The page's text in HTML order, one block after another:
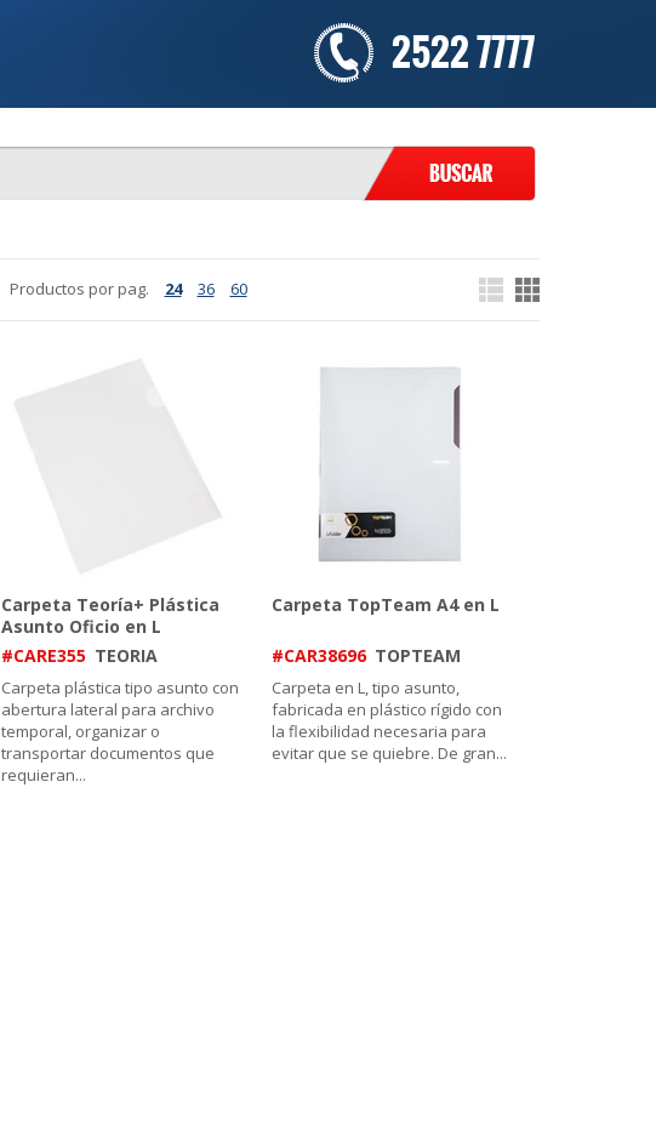
2522 7777
Productos por pag. 24 36 60
Carpeta Teoría+ Plástica
Asunto Oficio en L
#CARE355 TEORIA
Carpeta plástica tipo asunto con
abertura lateral para archivo
temporal, organizar o
transportar documentos que
requieran...
Carpeta TopTeam A4 en L
#CAR38696 TOPTEAM
Carpeta en L, tipo asunto,
fabricada en plástico rígido con
la flexibilidad necesaria para
evitar que se quiebre. De gran...